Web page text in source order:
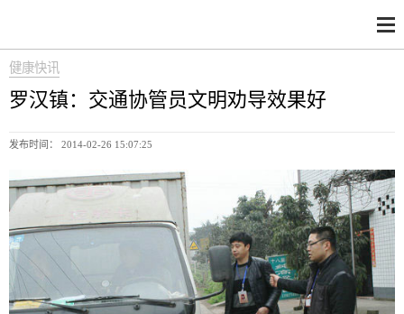
健康快讯
罗汉镇：交通协管员文明劝导效果好
发布时间： 2014-02-26 15:07:25